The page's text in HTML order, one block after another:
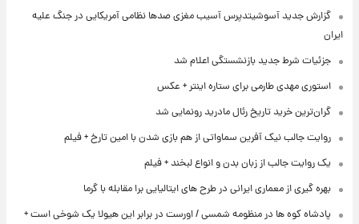
گزارش جدید آسوشیتدپرس آسیب مغزی صدها نظامی آمریکایی در جنگ علیه
ایران
جزئیات شرط جدید بازنشستگی اعلام شد
استوری مهدی طارمی برای ستاره اینتر + عکس
گران‌ترین خرید تاریخ رئال مادرید رونمایی شد
روایت جالب نیک آفرین سماواتی از هم بازی شدن با امین تارخ + فیلم
یک روایت جالب از زبان بدن و انواع لبخند + فیلم
بهره گیری از معماری ایرانی در طرح های ایتالیایی برا مقابله با گرما
پادشاه کوه ها در منظومه شمسی / اورست در برابر این هیولا یک شوخی است +